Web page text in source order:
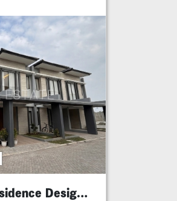
Darmo Graha Residence Design Baru Mewah